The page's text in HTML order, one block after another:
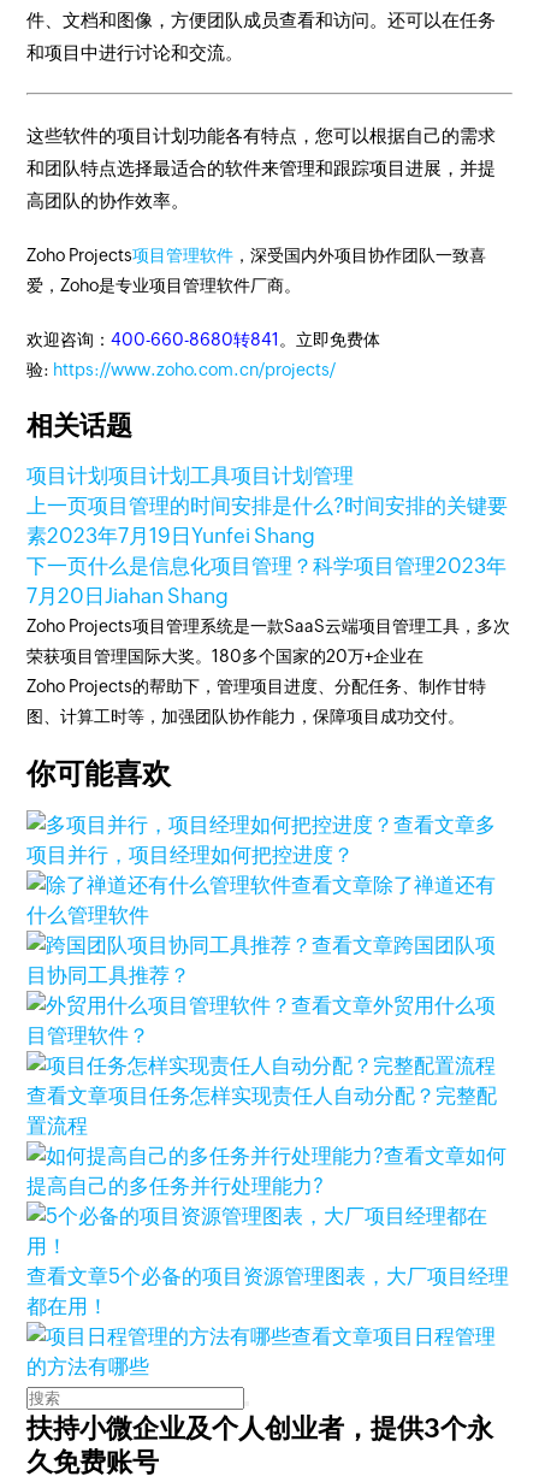
件、文档和图像，方便团队成员查看和访问。还可以在任务
和项目中进行讨论和交流。
这些软件的项目计划功能各有特点，您可以根据自己的需求
和团队特点选择最适合的软件来管理和跟踪项目进展，并提
高团队的协作效率。
Zoho Projects项目管理软件 ，深受国内外项目协作团队一致喜
爱，Zoho是专业项目管理软件厂商。
欢迎咨询：400-660-8680转841 。立即免费体
验: https://www.zoho.com.cn/projects/
相关话题
项目计划项目计划工具项目计划管理
上一页项目管理的时间安排是什么?时间安排的关键要
素2023年7月19日Yunfei Shang
下一页什么是信息化项目管理？科学项目管理2023年
7月20日Jiahan Shang
Zoho Projects项目管理系统是一款SaaS云端项目管理工具，多次
荣获项目管理国际大奖。180多个国家的20万+企业在
Zoho Projects的帮助下，管理项目进度、分配任务、制作甘特
图、计算工时等，加强团队协作能力，保障项目成功交付。
你可能喜欢
查看文章多
项目并行，项目经理如何把控进度？
查看文章除了禅道还有
什么管理软件
查看文章跨国团队项
目协同工具推荐？
查看文章外贸用什么项
目管理软件？
查看文章项目任务怎样实现责任人自动分配？完整配
置流程
查看文章如何
提高自己的多任务并行处理能力?
查看文章5个必备的项目资源管理图表，大厂项目经理
都在用！
查看文章项目日程管理
的方法有哪些
扶持小微企业及个人创业者，提供3个永
久免费账号